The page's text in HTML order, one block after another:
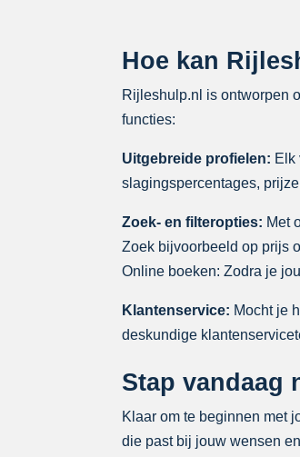
Hoe kan
Rijleshulp.nl is ontworpen
functies:
Uitgebreide profielen: Elk
slagingspercentages,
Zoek- en filteropties: Met
Zoek bijvoorbeeld op prijs
Online boeken: Zodra je
Klantenservice: Mocht je
deskundige
Stap vandaag
Klaar om te beginnen met
die past bij jouw wensen